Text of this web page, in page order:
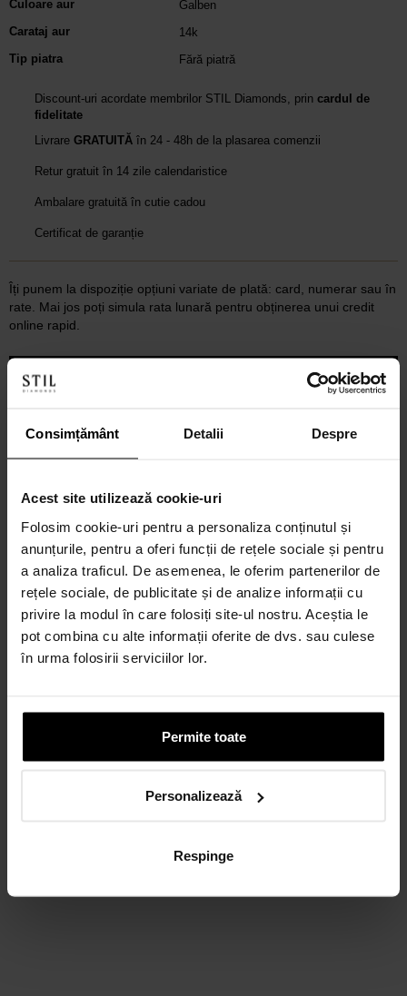
Consimțământ Detalii Despre
Acest site utilizează cookie-uri
Folosim cookie-uri pentru a personaliza conținutul și
anunțurile, pentru a oferi funcții de rețele sociale și pentru
a analiza traficul. De asemenea, le oferim partenerilor de
rețele sociale, de publicitate și de analize informații cu
privire la modul în care folosiți site-ul nostru. Aceștia le
pot combina cu alte informații oferite de dvs. sau culese
în urma folosirii serviciilor lor.
Permite toate
Personalizează
Respinge
Culoare aur
Galben
Carataj aur
14k
Tip piatra
Fără piatră
Discount-uri acordate membrilor STIL Diamonds, prin cardul de
fidelitate
Livrare GRATUITĂ în 24 - 48h de la plasarea comenzii
Retur gratuit în 14 zile calendaristice
Ambalare gratuită în cutie cadou
Certificat de garanție
Îți punem la dispoziție opțiuni variate de plată: card, numerar sau în
rate. Mai jos poți simula rata lunară pentru obținerea unui credit
online rapid.